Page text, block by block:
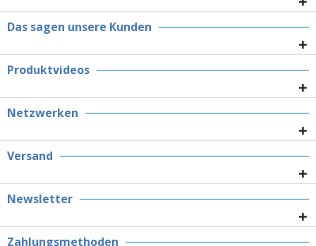
Das sagen unsere Kunden
Produktvideos
Netzwerken
Versand
Newsletter
Zahlungsmethoden